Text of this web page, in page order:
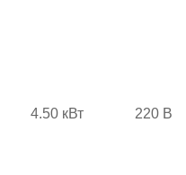
4.50 кВт 220 В